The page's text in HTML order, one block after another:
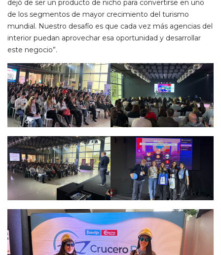
dejó de ser un producto de nicho para convertirse en uno
de los segmentos de mayor crecimiento del turismo
mundial. Nuestro desafío es que cada vez más agencias del
interior puedan aprovechar esa oportunidad y desarrollar
este negocio”.